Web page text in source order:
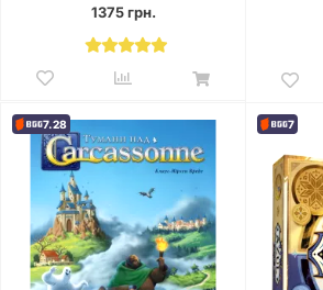
1375 грн.
7.28 7